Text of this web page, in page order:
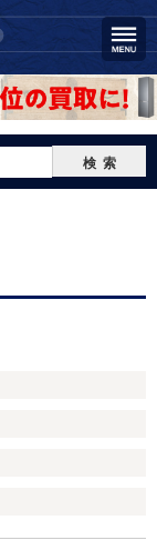
検索